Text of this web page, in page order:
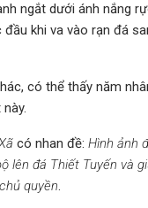
ngắt dưới ánh nắng
khi va vào rạn đá
có thể thấy năm
có nhan đề:Hình ảnh
lên đá Thiết Tuyến và
quyền.